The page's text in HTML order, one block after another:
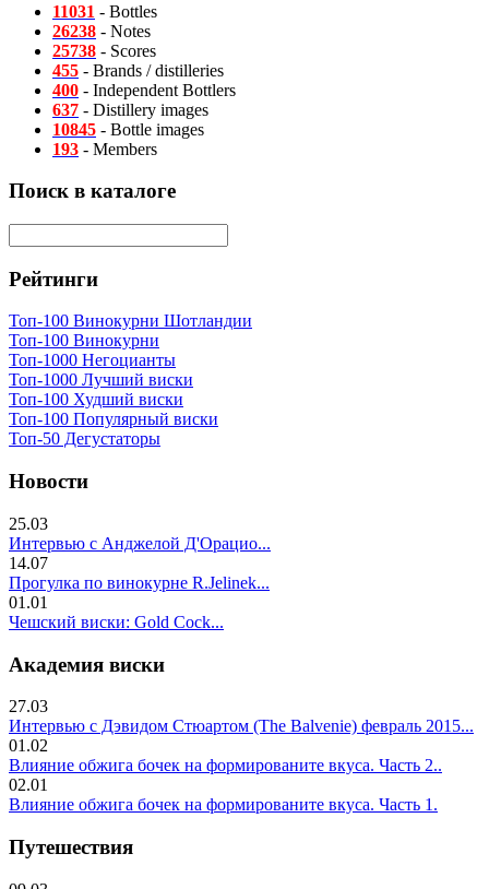
11031 - Bottles
26238 - Notes
25738 - Scores
455 - Brands / distilleries
400 - Independent Bottlers
637 - Distillery images
10845 - Bottle images
193 - Members
Поиск в каталоге
Рейтинги
Топ-100 Винокурни Шотландии
Топ-100 Винокурни
Топ-1000 Негоцианты
Топ-1000 Лучший виски
Топ-100 Худший виски
Топ-100 Популярный виски
Топ-50 Дегустаторы
Новости
25.03
Интервью с Анджелой Д'Орацио...
14.07
Прогулка по винокурне R.Jelinek...
01.01
Чешский виски: Gold Cock...
Академия виски
27.03
Интервью с Дэвидом Стюартом (The Balvenie) февраль 2015...
01.02
Влияние обжига бочек на формированите вкуса. Часть 2..
02.01
Влияние обжига бочек на формированите вкуса. Часть 1.
Путешествия